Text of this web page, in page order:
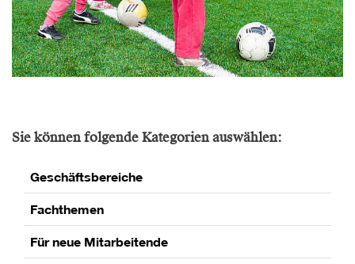
Sie können folgende Kategorien auswählen:
Geschäftsbereiche
Fachthemen
Für neue Mitarbeitende